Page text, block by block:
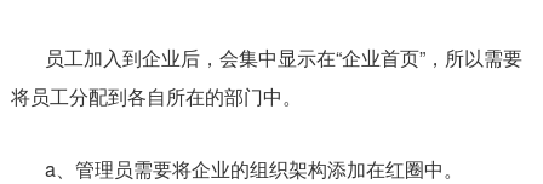
员工加入到企业后，会集中显示在“企业首页”，所以需要
将员工分配到各自所在的部门中。
a、管理员需要将企业的组织架构添加在红圈中。